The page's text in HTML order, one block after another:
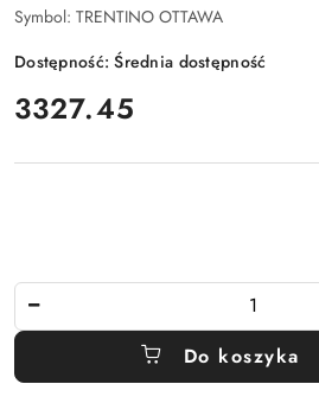
Symbol: TRENTINO OTTAWA
Dostępność:Średnia dostępność
cena:
3327.45
Do koszyka